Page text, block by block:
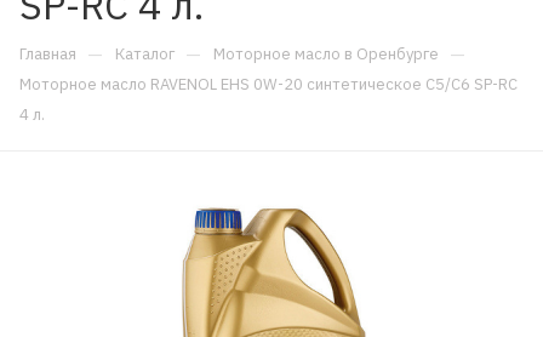
Главная — Каталог — Моторное масло в Оренбурге —
Моторное масло RAVENOL EHS 0W-20 синтетическое C5/C6 SP-RC
4 л.